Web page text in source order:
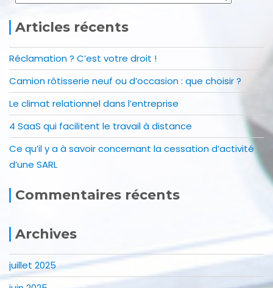
Articles récents
Réclamation ? C’est votre droit !
Camion rôtisserie neuf ou d’occasion : que choisir ?
Le climat relationnel dans l’entreprise
4 SaaS qui facilitent le travail à distance
Ce qu’il y a à savoir concernant la cessation d’activité
d’une SARL
Commentaires récents
Archives
juillet 2025